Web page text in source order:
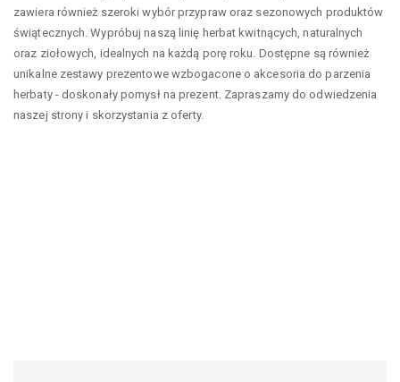
zawiera również szeroki wybór przypraw oraz sezonowych produktów
świątecznych. Wypróbuj naszą linię herbat kwitnących, naturalnych
oraz ziołowych, idealnych na każdą porę roku. Dostępne są również
unikalne zestawy prezentowe wzbogacone o akcesoria do parzenia
herbaty - doskonały pomysł na prezent. Zapraszamy do odwiedzenia
naszej strony i skorzystania z oferty.